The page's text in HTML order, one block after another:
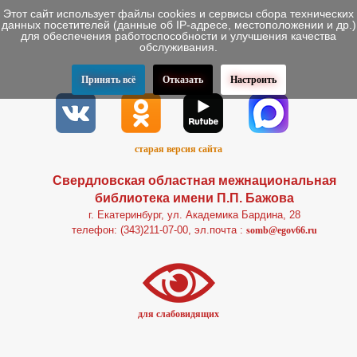
старая версия сайта
Свердловская областная межнациональная
библиотека имени П.П. Бажова
г. Екатеринбург, ул. Академика Бардина, 28
телефон: (343)211-07-00, эл.почта : somb@egov66.ru
для слабовидящих
Этот сайт использует файлы cookies и сервисы сбора технических
данных посетителей (данные об IP-адресе, местоположении и др.)
для обеспечения работоспособности и улучшения качества
обслуживания.
Принять всё Отказать Настроить